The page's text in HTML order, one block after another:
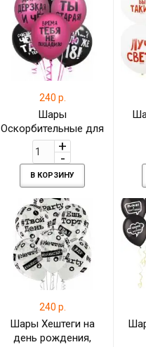
240 р.
Шары
Оскорбительные для
нее
В КОРЗИНУ
240 р.
Шары Хештеги на
день рождения,